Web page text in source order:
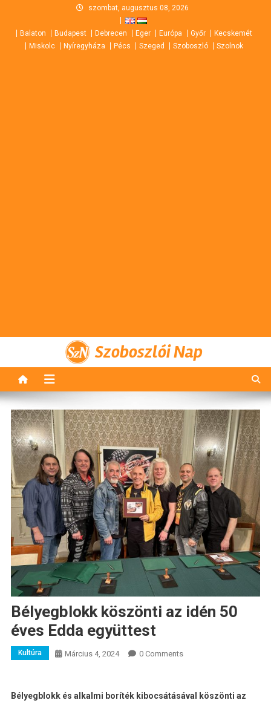
content
szombat, augusztus 08, 2026
Balaton Budapest Debrecen Eger Európa Győr
Kecskemét
Miskolc
Nyíregyháza Pécs Szeged Szoboszló Szolnok
Szoboszlói Nap
Bélyegblokk köszönti az idén 50
éves Edda együttest
Kultúra Március 4, 2024 0 Comments
Bélyegblokk és alkalmi boríték kibocsátásával köszönti az